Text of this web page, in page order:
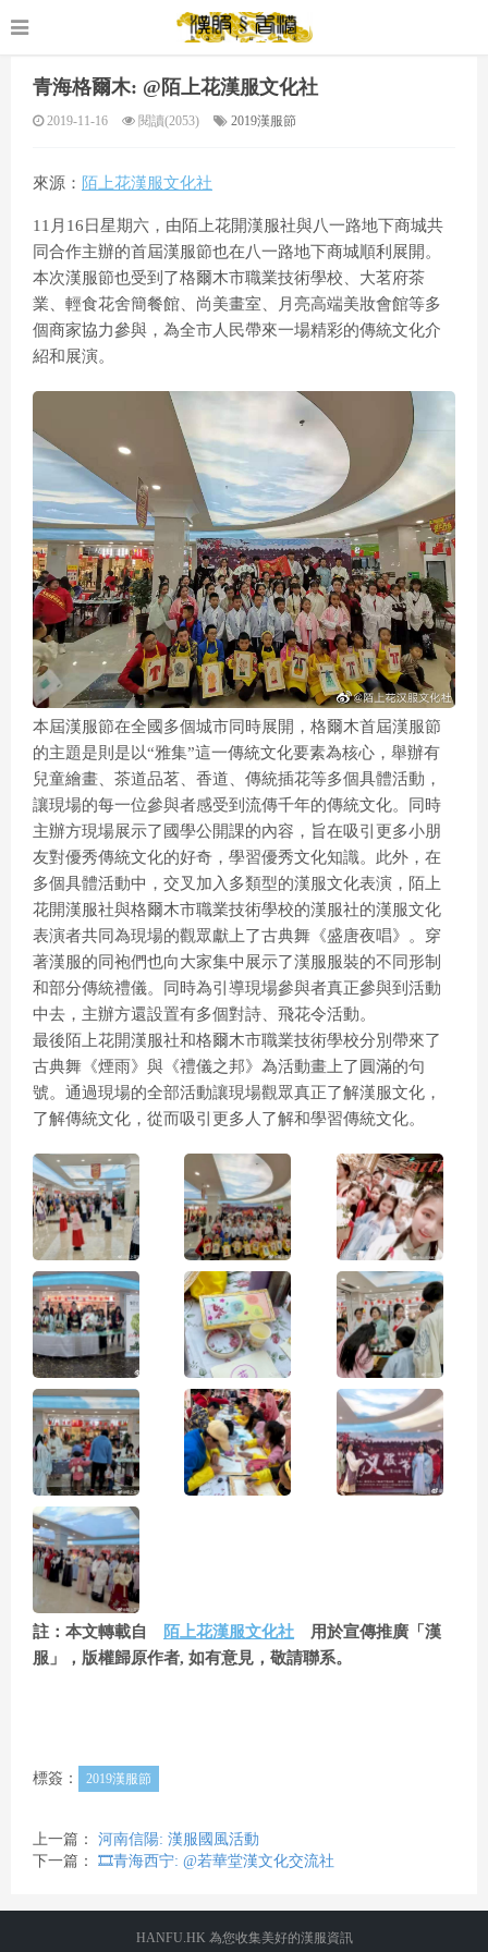
青海格爾木: @陌上花漢服文化社
2019-11-16 閱讀(2053) 2019漢服節
來源： 陌上花漢服文化社
11月16日星期六，由陌上花開漢服社與八一路地下商城共
同合作主辦的首屆漢服節也在八一路地下商城順利展開。
本次漢服節也受到了格爾木市職業技術學校、大茗府茶
業、輕食花舍簡餐館、尚美畫室、月亮高端美妝會館等多
個商家協力參與，為全市人民帶來一場精彩的傳統文化介
紹和展演。
本屆漢服節在全國多個城市同時展開，格爾木首屆漢服節
的主題是則是以“雅集”這一傳統文化要素為核心，舉辦有
兒童繪畫、茶道品茗、香道、傳統插花等多個具體活動，
讓現場的每一位參與者感受到流傳千年的傳統文化。同時
主辦方現場展示了國學公開課的內容，旨在吸引更多小朋
友對優秀傳統文化的好奇，學習優秀文化知識。此外，在
多個具體活動中，交叉加入多類型的漢服文化表演，陌上
花開漢服社與格爾木市職業技術學校的漢服社的漢服文化
表演者共同為現場的觀眾獻上了古典舞《盛唐夜唱》。穿
著漢服的同袍們也向大家集中展示了漢服服裝的不同形制
和部分傳統禮儀。同時為引導現場參與者真正參與到活動
中去，主辦方還設置有多個對詩、飛花令活動。
最後陌上花開漢服社和格爾木市職業技術學校分別帶來了
古典舞《煙雨》與《禮儀之邦》為活動畫上了圓滿的句
號。通過現場的全部活動讓現場觀眾真正了解漢服文化，
了解傳統文化，從而吸引更多人了解和學習傳統文化。
註：本文轉載自 陌上花漢服文化社 用於宣傳推廣「漢
服」，版權歸原作者, 如有意見，敬請聯系。
標簽： 2019漢服節
上一篇： 河南信陽: 漢服國風活動
下一篇： 🎞️青海西宁: @若華堂漢文化交流社
HANFU.HK 為您收集美好的漢服資訊